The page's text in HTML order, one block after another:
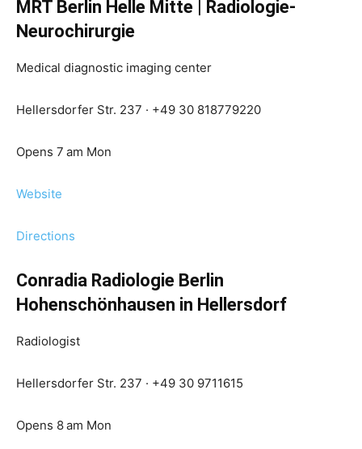
MRT Berlin Helle Mitte | Radiologie-
Neurochirurgie
Medical diagnostic imaging center
Hellersdorfer Str. 237 · +49 30 818779220
Opens 7 am Mon
Website
Directions
Conradia Radiologie Berlin
Hohenschönhausen in Hellersdorf
Radiologist
Hellersdorfer Str. 237 · +49 30 9711615
Opens 8 am Mon